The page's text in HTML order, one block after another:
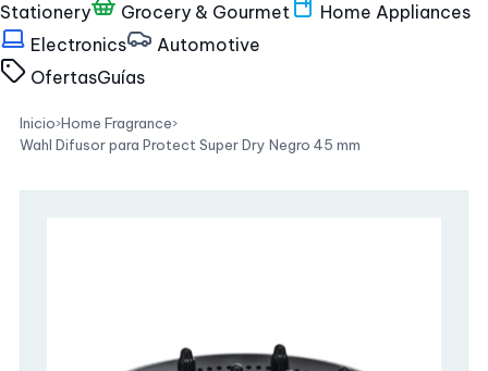
Stationery
Grocery & Gourmet
Home Appliances
Electronics
Automotive
OfertasGuías
Inicio›Home Fragrance›
Wahl Difusor para Protect Super Dry Negro 45 mm